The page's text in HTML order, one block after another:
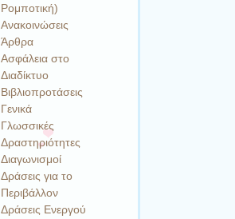
Ρομποτική)
Ανακοινώσεις
Άρθρα
Ασφάλεια στο
Διαδίκτυο
Βιβλιοπροτάσεις
Γενικά
Γλωσσικές
Δραστηριότητες
Διαγωνισμοί
Δράσεις για το
Περιβάλλον
Δράσεις Ενεργού